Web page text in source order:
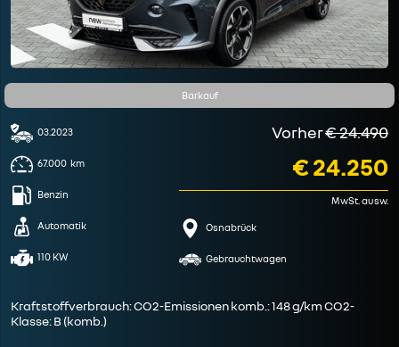
Barkauf
03.2023
67.000 km
Benzin
Automatik
110 KW
Vorher€ 24.490
€ 24.250
MwSt. ausw.
Osnabrück
Gebrauchtwagen
Kraftstoffverbrauch: CO2-Emissionen komb.: 148 g/km CO2-
Klasse: B (komb.)